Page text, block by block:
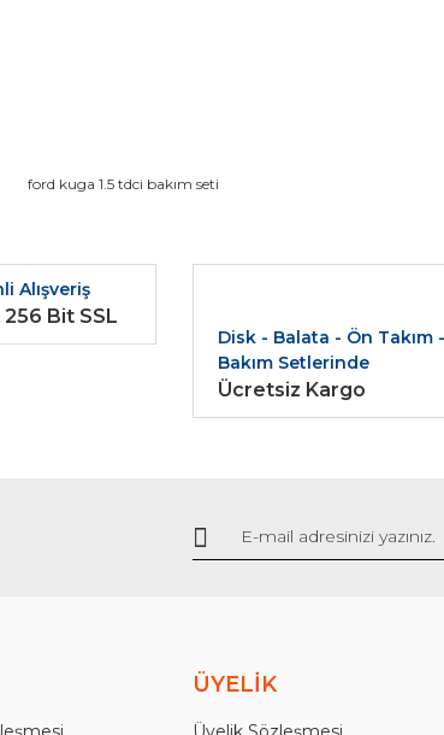
yetersiz gördüğünüz noktaları öneri formunu
Gönder
ford kuga 1.5 tdci bakım seti
Alışveriş
256 Bit SSL
Disk - Balata - Ön Takım -
Bakım Setlerinde
Ücretsiz Kargo
ÜYELİK